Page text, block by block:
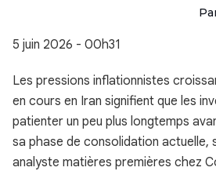
5 juin 2026 - 00h31
Les pressions inflationnistes
en cours en Iran signifient que les
patienter un peu plus longtemps
sa phase de consolidation actuelle,
analyste matières premières chez